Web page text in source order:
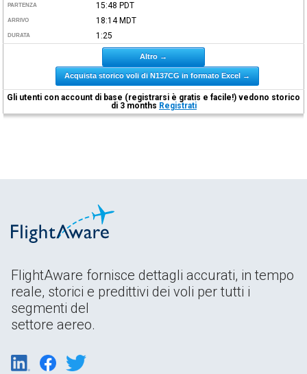
PARTENZA 15:48 PDT
ARRIVO 18:14 MDT
DURATA 1:25
Altro →
Acquista storico voli di N137CG in formato Excel →
Gli utenti con account di base (registrarsi è gratis e facile!) vedono storico
di 3 months Registrati
FlightAware fornisce dettagli accurati, in tempo
reale, storici e predittivi dei voli per tutti i
segmenti del
settore aereo.